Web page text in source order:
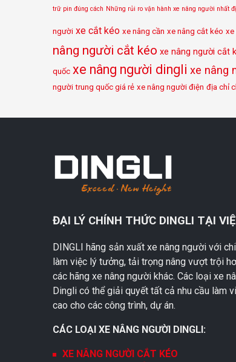
trữ pin đúng cách Những rủi ro vận hành xe nâng người nhất
người xe cắt kéo xe nâng cần xe nâng cắt kéo xe
nâng người cắt kéo xe nâng người cắt
quốc xe nâng người dingli xe nâng
người trung quốc giá rẻ xe nâng người điện địa chỉ
ĐẠI LÝ CHÍNH THỨC DINGLI TẠI
DINGLI hãng sản xuất xe nâng người với
làm việc lý tưởng, tải trọng nâng vượt trội
các hãng xe nâng người khác. Các loại xe
Dingli có thể giải quyết tất cả nhu cầu làm
cao cho các công trình, dự án.
CÁC LOẠI XE NÂNG NGƯỜI DINGLI:
XE NÂNG NGƯỜI CẮT KÉO